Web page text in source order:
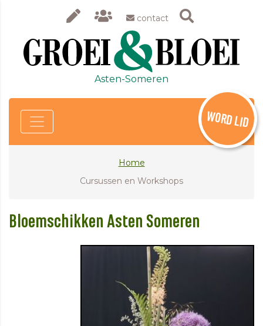
contact
Asten-Someren
WORD LID
Home
Cursussen en Workshops
Bloemschikken Asten Someren